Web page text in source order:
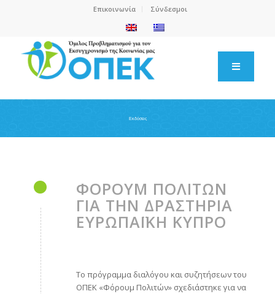
Επικοινωνία Σύνδεσμοι
Εκδόσεις
ΦΟΡΟΥΜ ΠΟΛΙΤΩΝ
ΓΙΑ ΤΗΝ ΔΡΑΣΤΗΡΙΑ
ΕΥΡΩΠΑΪΚΗ ΚΥΠΡΟ
Το πρόγραμμα διαλόγου και συζητήσεων του
ΟΠΕΚ «Φόρουμ Πολιτών» σχεδιάστηκε για να